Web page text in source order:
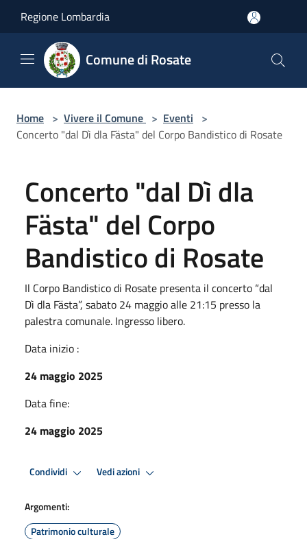
Regione Lombardia
Comune di Rosate
Home > Vivere il Comune > Eventi >
Concerto "dal Dì dla Fästa" del Corpo Bandistico di Rosate
Concerto "dal Dì dla
Fästa" del Corpo
Bandistico di Rosate
Il Corpo Bandistico di Rosate presenta il concerto “dal
Dì dla Fästa”, sabato 24 maggio alle 21:15 presso la
palestra comunale. Ingresso libero.
Data inizio :
24 maggio 2025
Data fine:
24 maggio 2025
Condividi Vedi azioni
Argomenti:
Patrimonio culturale